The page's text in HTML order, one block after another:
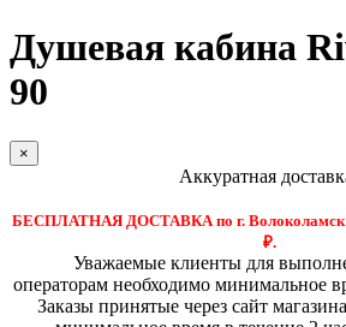
Душевая кабина
90
×
Аккуратная
БЕСПЛАТНАЯ ДОСТАВКА по г. Волоколамск
₽.
Уважаемые клиенты для
операторам необходимо минимальное
Заказы принятые через сайт